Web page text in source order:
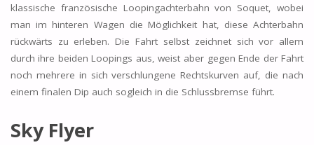
klassische französische Loopingachterbahn von Soquet, wobei
man im hinteren Wagen die Möglichkeit hat, diese Achterbahn
rückwärts zu erleben. Die Fahrt selbst zeichnet sich vor allem
durch ihre beiden Loopings aus, weist aber gegen Ende der Fahrt
noch mehrere in sich verschlungene Rechtskurven auf, die nach
einem finalen Dip auch sogleich in die Schlussbremse führt.
Sky Flyer